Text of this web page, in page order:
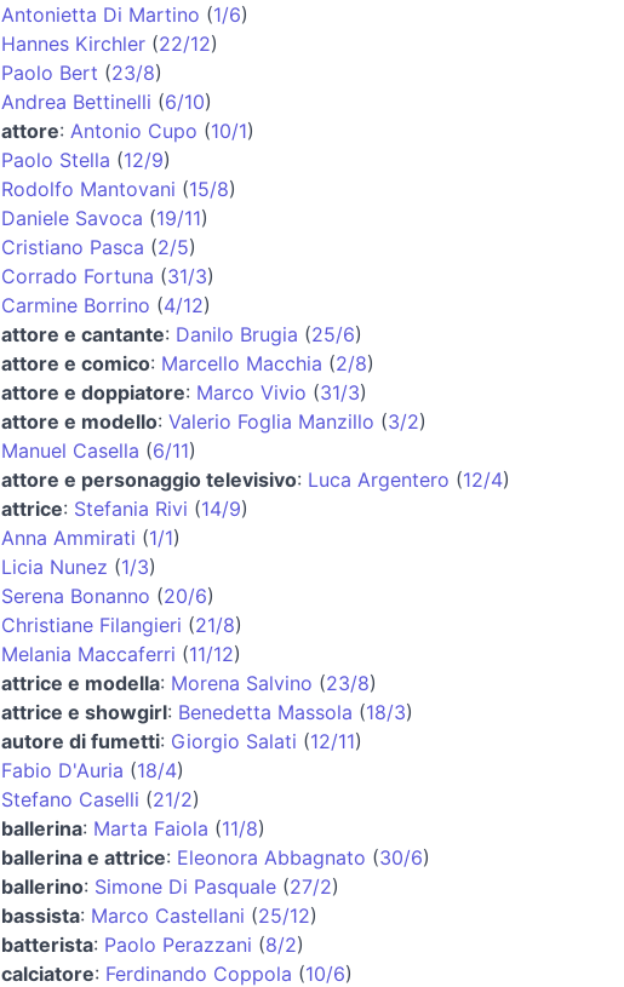
Antonietta Di Martino (1/6)
Hannes Kirchler(22/12)
Paolo Bert (23/8)
Andrea Bettinelli (6/10)
attore: Antonio Cupo (10/1)
Paolo Stella (12/9)
Rodolfo Mantovani (15/8)
Daniele Savoca (19/11)
Cristiano Pasca (2/5)
Corrado Fortuna (31/3)
Carmine Borrino (4/12)
attore e cantante: Danilo Brugia (25/6)
attore e comico: Marcello Macchia (2/8)
attore e doppiatore: Marco Vivio (31/3)
attore e modello: Valerio Foglia Manzillo (3/2)
Manuel Casella (6/11)
attore e personaggio televisivo: Luca Argentero (12/4)
attrice: Stefania Rivi (14/9)
Anna Ammirati (1/1)
Licia Nunez (1/3)
Serena Bonanno (20/6)
Christiane Filangieri (21/8)
Melania Maccaferri (11/12)
attrice e modella: Morena Salvino (23/8)
attrice e showgirl: Benedetta Massola (18/3)
autore di fumetti: Giorgio Salati (12/11)
Fabio D'Auria (18/4)
Stefano Caselli (21/2)
ballerina: Marta Faiola (11/8)
ballerina e attrice: Eleonora Abbagnato (30/6)
ballerino: Simone Di Pasquale(27/2)
bassista: Marco Castellani (25/12)
batterista: Paolo Perazzani (8/2)
calciatore: Ferdinando Coppola (10/6)